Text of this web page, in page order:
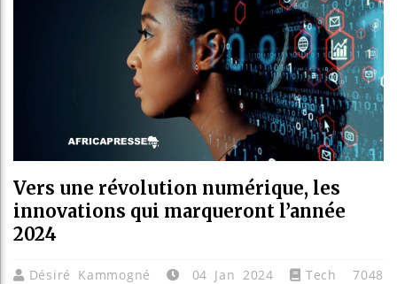
Bénin :
Vers une révolution numérique, les
innovations qui marqueront l’année
2024
Désiré Kammogné 04 Jan 2024 Tech
7048